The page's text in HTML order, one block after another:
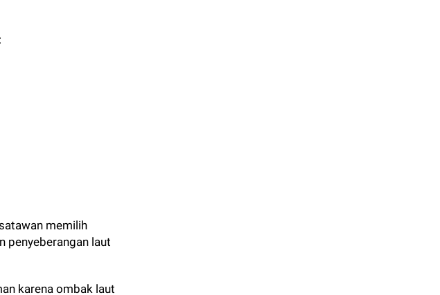
memilih
penyeberangan laut
karena ombak laut